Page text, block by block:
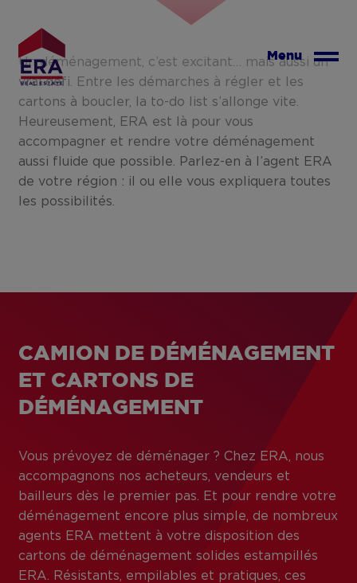
contenu
principal
Menu
Un déménagement, c’est excitant… mais aussi un
vrai défi. Entre les démarches à régler et les
cartons à boucler, la to-do list s’allonge vite.
Heureusement, ERA est là pour vous
accompagner et rendre votre déménagement
aussi fluide que possible. Parlez-en à l’agent ERA
de votre région : il ou elle vous expliquera toutes
les possibilités.
CAMION DE DÉMÉNAGEMENT
ET CARTONS DE
DÉMÉNAGEMENT
Vous prévoyez de déménager ? Chez ERA, nous
accompagnons nos acheteurs, vendeurs et
bailleurs dès le premier pas. Et pour rendre votre
déménagement encore plus simple, de nombreux
agents ERA mettent à votre disposition des
cartons de déménagement solides estampillés
ERA. Résistants, empilables et pratiques, ces